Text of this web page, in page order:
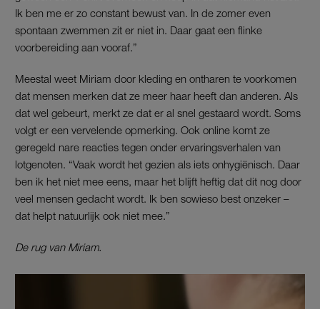
Ik ben me er zo constant bewust van. In de zomer even
spontaan zwemmen zit er niet in. Daar gaat een flinke
voorbereiding aan vooraf.”
Meestal weet Miriam door kleding en ontharen te voorkomen
dat mensen merken dat ze meer haar heeft dan anderen. Als
dat wel gebeurt, merkt ze dat er al snel gestaard wordt. Soms
volgt er een vervelende opmerking. Ook online komt ze
geregeld nare reacties tegen onder ervaringsverhalen van
lotgenoten. “Vaak wordt het gezien als iets onhygiënisch. Daar
ben ik het niet mee eens, maar het blijft heftig dat dit nog door
veel mensen gedacht wordt. Ik ben sowieso best onzeker –
dat helpt natuurlijk ook niet mee.”
De rug van Miriam.